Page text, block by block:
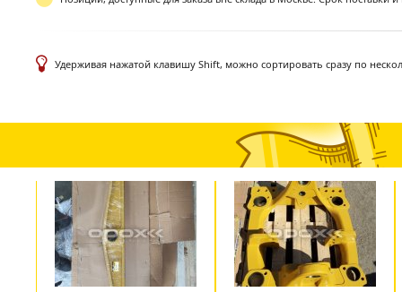
Удерживая нажатой клавишу Shift, можно сортировать сразу по